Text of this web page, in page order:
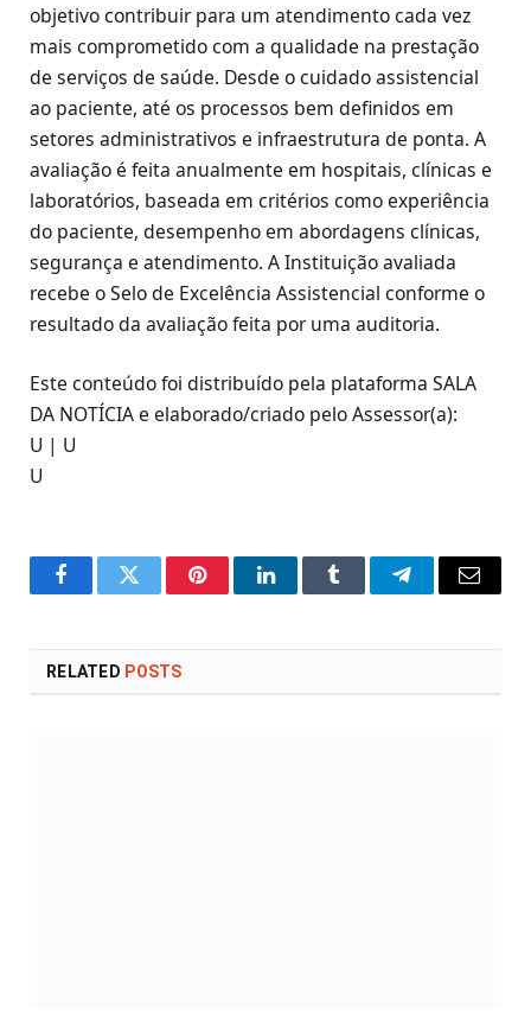
objetivo contribuir para um atendimento cada vez
mais comprometido com a qualidade na prestação
de serviços de saúde. Desde o cuidado assistencial
ao paciente, até os processos bem definidos em
setores administrativos e infraestrutura de ponta. A
avaliação é feita anualmente em hospitais, clínicas e
laboratórios, baseada em critérios como experiência
do paciente, desempenho em abordagens clínicas,
segurança e atendimento. A Instituição avaliada
recebe o Selo de Excelência Assistencial conforme o
resultado da avaliação feita por uma auditoria.
Este conteúdo foi distribuído pela plataforma SALA
DA NOTÍCIA e elaborado/criado pelo Assessor(a):
U | U
U
FacebookTwitter PinterestLinkedInTumblr TelegramEmail
RELATED POSTS